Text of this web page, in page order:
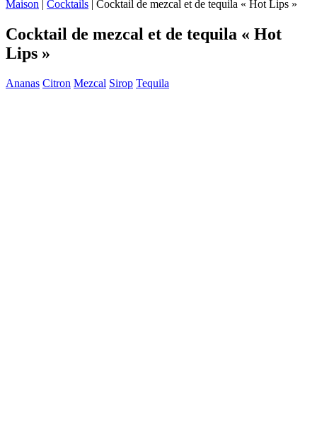
Maison | Cocktails | Cocktail de mezcal et de tequila « Hot Lips »
Cocktail de mezcal et de tequila « Hot
Lips »
Ananas Citron Mezcal Sirop Tequila